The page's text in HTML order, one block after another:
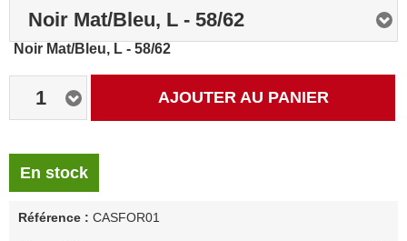
Noir Mat/Bleu, L - 58/62
Noir Mat/Bleu, L - 58/62
1 AJOUTER AU PANIER
En stock
Référence : CASFOR01